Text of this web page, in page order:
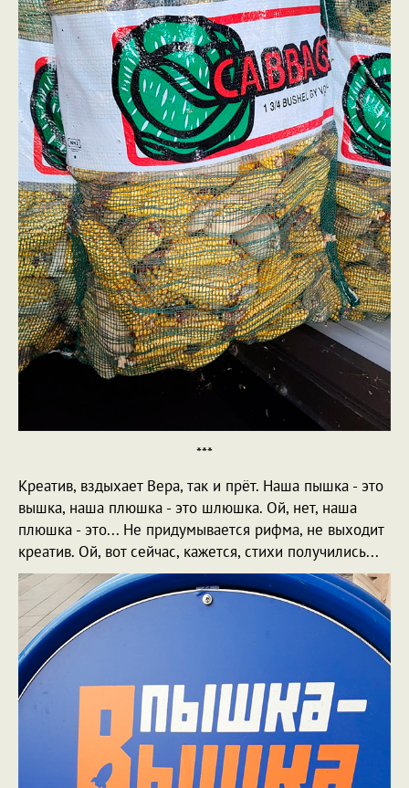
***
Креатив, вздыхает Вера, так и прёт. Наша пышка - это
вышка, наша плюшка - это шлюшка. Ой, нет, наша
плюшка - это... Не придумывается рифма, не выходит
креатив. Ой, вот сейчас, кажется, стихи получились...